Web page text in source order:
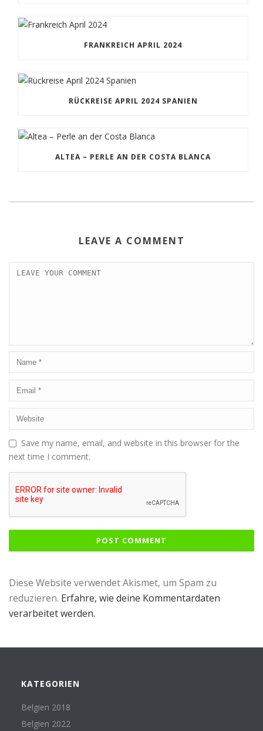
FRANKREICH APRIL 2024
RÜCKREISE APRIL 2024 SPANIEN
ALTEA – PERLE AN DER COSTA BLANCA
LEAVE A COMMENT
Save my name, email, and website in this browser for the
next time I comment.
Diese Website verwendet Akismet, um Spam zu
reduzieren. Erfahre, wie deine Kommentardaten
verarbeitet werden.
KATEGORIEN
Belgien 2018
Belgien 2022